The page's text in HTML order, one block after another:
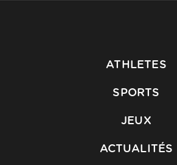
ATHLETES
SPORTS
JEUX
ACTUALITÉS